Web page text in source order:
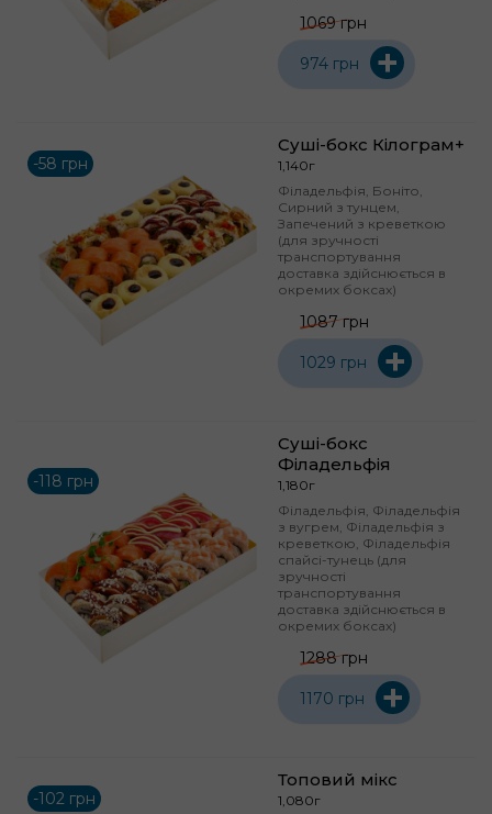
1069 грн
974 грн +
-58 грн
Суші-бокс Кілограм+
1,140г
Філадельфія, Боніто,
Сирний з тунцем,
Запечений з креветкою
(для зручності
транспортування
доставка здійснюється в
окремих боксах)
1087 грн
1029 грн +
-118 грн
Суші-бокс
Філадельфія
1,180г
Філадельфія, Філадельфія
з вугрем, Філадельфія з
креветкою, Філадельфія
спайсі-тунець (для
зручності
транспортування
доставка здійснюється в
окремих боксах)
1288 грн
1170 грн +
-102 грн
Топовий мікс
1,080г